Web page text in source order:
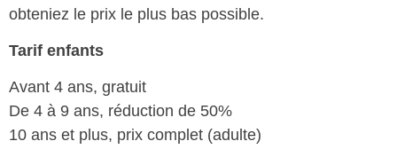
obteniez le prix le plus bas possible.
Tarif enfants
Avant 4 ans, gratuit
De 4 à 9 ans, réduction de 50%
10 ans et plus, prix complet (adulte)